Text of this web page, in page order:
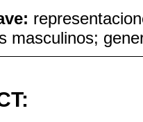
masculinos;